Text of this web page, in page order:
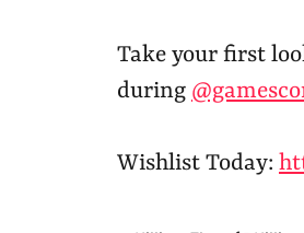
Take your first
during
Wishlist Today: